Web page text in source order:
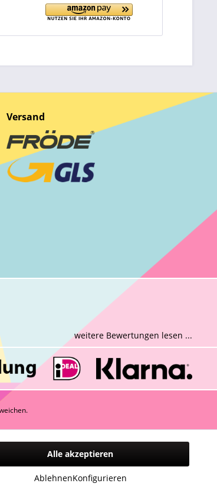
Versand
weitere Bewertungen lesen ...
Alle akzeptieren
AblehnenKonfigurieren